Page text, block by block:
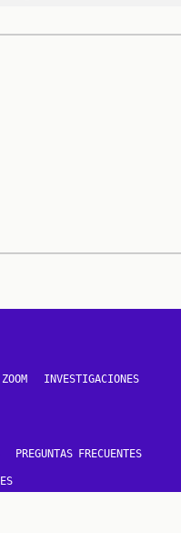
ZOOM INVESTIGACIONES
PREGUNTAS FRECUENTES